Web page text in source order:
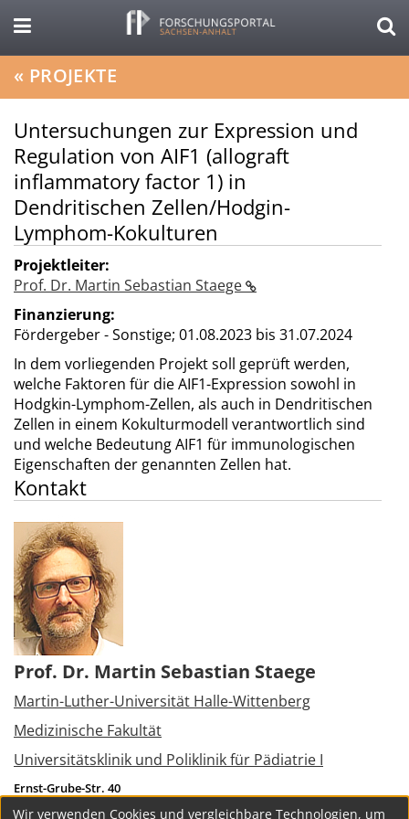
« PROJEKTE
Untersuchungen zur Expression und
Regulation von AIF1 (allograft
inflammatory factor 1) in
Dendritischen Zellen/Hodgin-
Lymphom-Kokulturen
Projektleiter:
Prof. Dr. Martin Sebastian Staege
Finanzierung:
Fördergeber - Sonstige; 01.08.2023 bis 31.07.2024
In dem vorliegenden Projekt soll geprüft werden,
welche Faktoren für die AIF1-Expression sowohl in
Hodgkin-Lymphom-Zellen, als auch in Dendritischen
Zellen in einem Kokulturmodell verantwortlich sind
und welche Bedeutung AIF1 für immunologischen
Eigenschaften der genannten Zellen hat.
Kontakt
Prof. Dr. Martin Sebastian Staege
Martin-Luther-Universität Halle-Wittenberg
Medizinische Fakultät
Universitätsklinik und Poliklinik für Pädiatrie I
Ernst-Grube-Str. 40
06120
Halle (Saale)
Wir verwenden Cookies und vergleichbare Technologien, um